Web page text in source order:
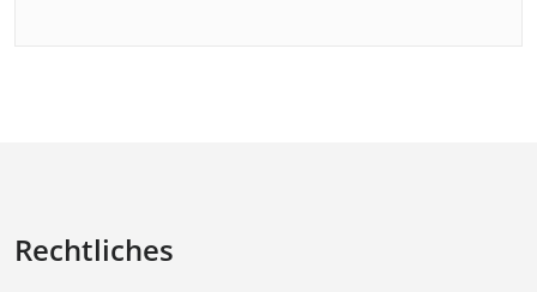
Rechtliches